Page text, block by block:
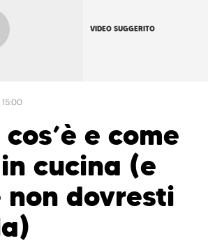
VIDEO SUGGERITO
15:00
e come
cucina (e
non dovresti